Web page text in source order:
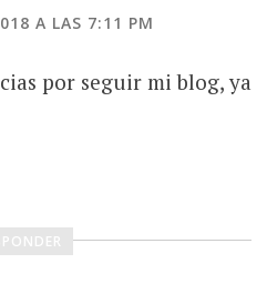
A LAS 7:11 PM
por seguir mi blog, ya